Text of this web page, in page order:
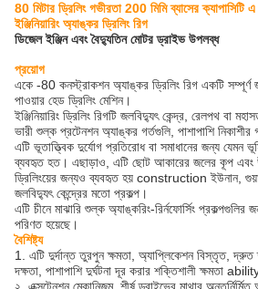
80 মিটার ড্রিলিং গভীরতা 200 মিমি ব্যাসের
ইঞ্জিনিয়ারিং অ্যাঙ্কর ড্রিলিং রিগ
ডিজেল ইঞ্জিন এবং বৈদ্যুতিন মোটর ড্রাইভ উপলব্ধ
প্রয়োগ
একে -80 কনস্ট্রাকশন অ্যাঙ্কর ড্রিলিং রিগ একটি সম্পূর্ণ
পাওয়ার হেড ড্রিলিং মেশিন।
ইঞ্জিনিয়ারিং ড্রিলিং রিগটি জলবিদ্যুৎ কেন্দ্র, রেলপথ বা
ভারী শুল্ক প্রটেনশন অ্যাঙ্কর গর্তগুলি, পাশাপাশি
এটি ভূতাত্ত্বিক দুর্যোগ প্রতিরোধ বা সমাধানের জন্য যেমন
ব্যবহৃত হত। এছাড়াও, এটি ছোট আকারের জলের কূপ এবং
ড্রিলিংয়ের জন্যও ব্যবহৃত হয় construction ইউনান,
জলবিদ্যুৎ কেন্দ্রের মতো প্রকল্প।
এটি চীনে মাঝারি শুল্ক অ্যাঙ্করিং-রির্নফোর্সিং প্রকল্পগুলির
পরিণত হয়েছে।
বৈশিষ্ট্য
1. এটি দুর্দান্ত তুরপুন ক্ষমতা, অ্যাপ্লিকেশন বিস্তৃত,
দক্ষতা, পাশাপাশি দুর্ঘটনা দূর করার শক্তিশালী ক্ষমতা